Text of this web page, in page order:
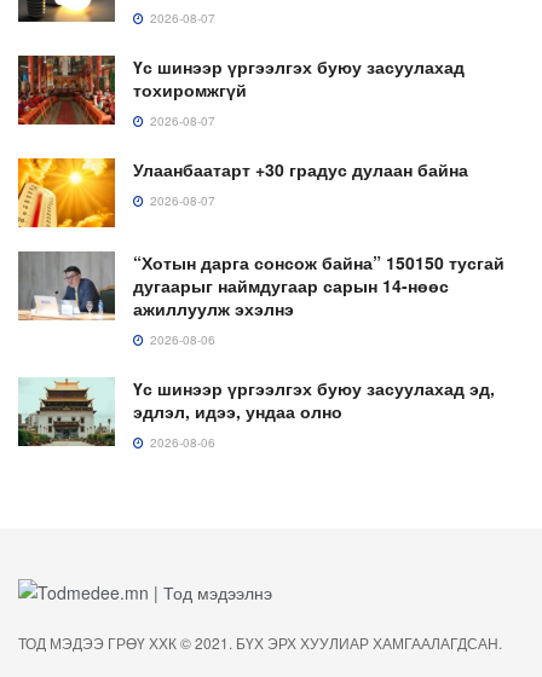
2026-08-07
Үс шинээр үргээлгэх буюу засуулахад
тохиромжгүй
2026-08-07
Улаанбаатарт +30 градус дулаан байна
2026-08-07
“Хотын дарга сонсож байна” 150150 тусгай
дугаарыг наймдугаар сарын 14-нөөс
ажиллуулж эхэлнэ
2026-08-06
Үс шинээр үргээлгэх буюу засуулахад эд,
эдлэл, идээ, ундаа олно
2026-08-06
ТОД МЭДЭЭ ГРӨҮ ХХК © 2021. БҮХ ЭРХ ХУУЛИАР ХАМГААЛАГДСАН.